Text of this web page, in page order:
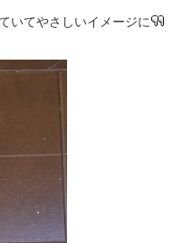
いてやさしいイメージに